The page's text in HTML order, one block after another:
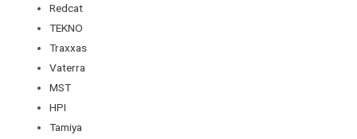
Redcat
TEKNO
Traxxas
Vaterra
MST
HPI
Tamiya